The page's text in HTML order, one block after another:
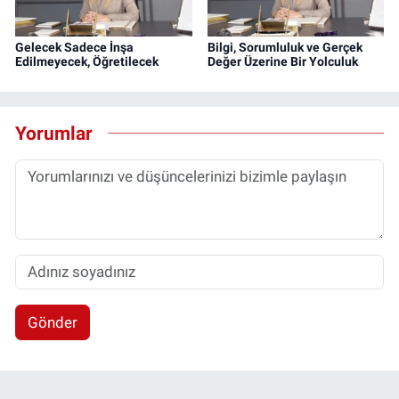
Gelecek Sadece İnşa
Edilmeyecek, Öğretilecek
Bilgi, Sorumluluk ve Gerçek
Değer Üzerine Bir Yolculuk
Yorumlar
Gönder